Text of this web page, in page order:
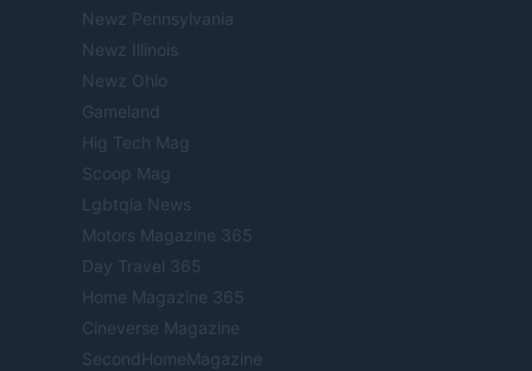
Newz Pennsylvania
Newz Illinois
Newz Ohio
Gameland
Hig Tech Mag
Scoop Mag
Lgbtqia News
Motors Magazine 365
Day Travel 365
Home Magazine 365
Cineverse Magazine
SecondHomeMagazine